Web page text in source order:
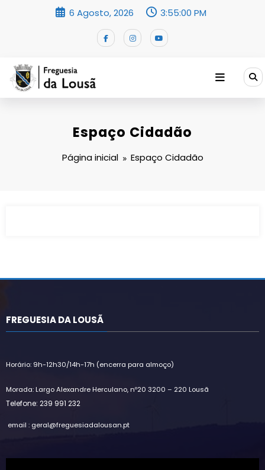
6 Agosto, 2026 3:55:00 PM
Espaço Cidadão
Página inicial Espaço Cidadão
FREGUESIA DA LOUSÃ
Horário: 9h-12h30/14h-17h (encerra para almoço)
Morada: Largo Alexandre Herculano, nº20 3200 – 220 Lousã
Telefone: 239 991 232
email : geral@freguesiadalousan.pt